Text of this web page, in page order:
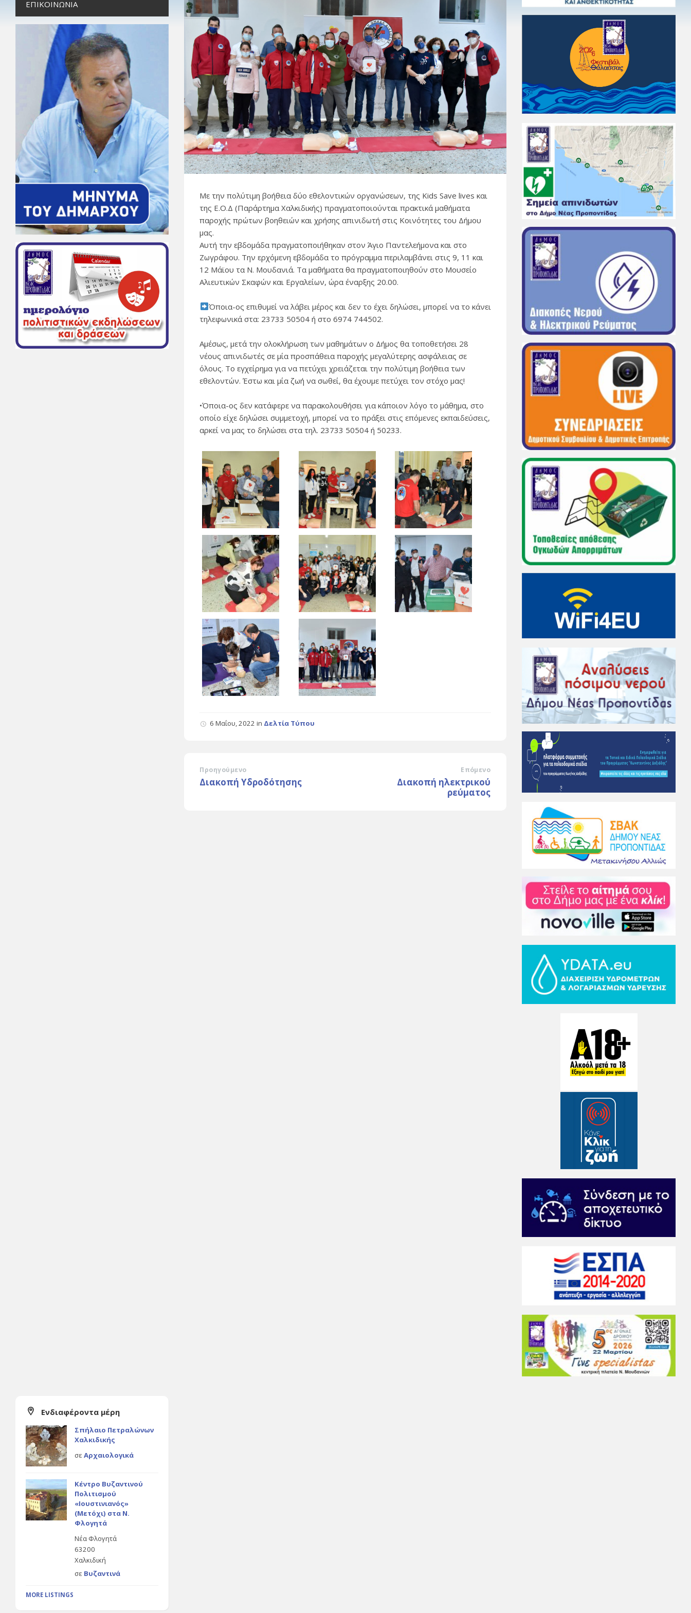
Με την πολύτιμη βοήθεια δύο εθελοντικών οργανώσεων, της Kids Save lives και
της Ε.Ο.Δ (Παράρτημα Χαλκιδικής) πραγματοποιούνται πρακτικά μαθήματα
παροχής πρώτων βοηθειών και χρήσης απινιδωτή στις Κοινότητες του Δήμου
μας.
Αυτή την εβδομάδα πραγματοποιήθηκαν στον Άγιο Παντελεήμονα και στο
Ζωγράφου. Την ερχόμενη εβδομάδα το πρόγραμμα περιλαμβάνει στις 9, 11 και
12 Μάϊου τα Ν. Μουδανιά. Τα μαθήματα θα πραγματοποιηθούν στο Μουσείο
Αλιευτικών Σκαφών και Εργαλείων, ώρα έναρξης 20.00.
Όποια-ος επιθυμεί να λάβει μέρος και δεν το έχει δηλώσει, μπορεί να το κάνει
τηλεφωνικά στα: 23733 50504 ή στο 6974 744502.
Αμέσως, μετά την ολοκλήρωση των μαθημάτων ο Δήμος θα τοποθετήσει 28
νέους απινιδωτές σε μία προσπάθεια παροχής μεγαλύτερης ασφάλειας σε
όλους. Το εγχείρημα για να πετύχει χρειάζεται την πολύτιμη βοήθεια των
εθελοντών. Έστω και μία ζωή να σωθεί, θα έχουμε πετύχει τον στόχο μας!
•Όποια-ος δεν κατάφερε να παρακολουθήσει για κάποιον λόγο το μάθημα, στο
οποίο είχε δηλώσει συμμετοχή, μπορεί να το πράξει στις επόμενες εκπαιδεύσεις,
αρκεί να μας το δηλώσει στα τηλ. 23733 50504 ή 50233.
6 Μαΐου, 2022in Δελτία Τύπου
Προηγούμενο
Διακοπή Υδροδότησης
Επόμενο
Διακοπή ηλεκτρικού
ρεύματος
ΕΠΙΚΟΙΝΩΝΊΑ
Ενδιαφέροντα μέρη
Σπήλαιο Πετραλώνων
Χαλκιδικής
σε Αρχαιολογικά
Κέντρο Βυζαντινού
Πολιτισμού
«Ιουστινιανός»
(Μετόχι) στα Ν.
Φλογητά
Νέα Φλογητά
63200
Χαλκιδική
σε Βυζαντινά
MORE LISTINGS